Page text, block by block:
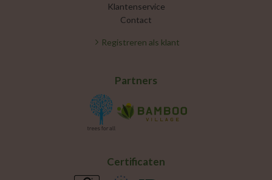
Klantenservice
Contact
Registreren als klant
Partners
Certificaten